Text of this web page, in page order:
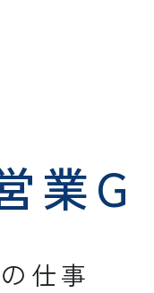
業G
仕事